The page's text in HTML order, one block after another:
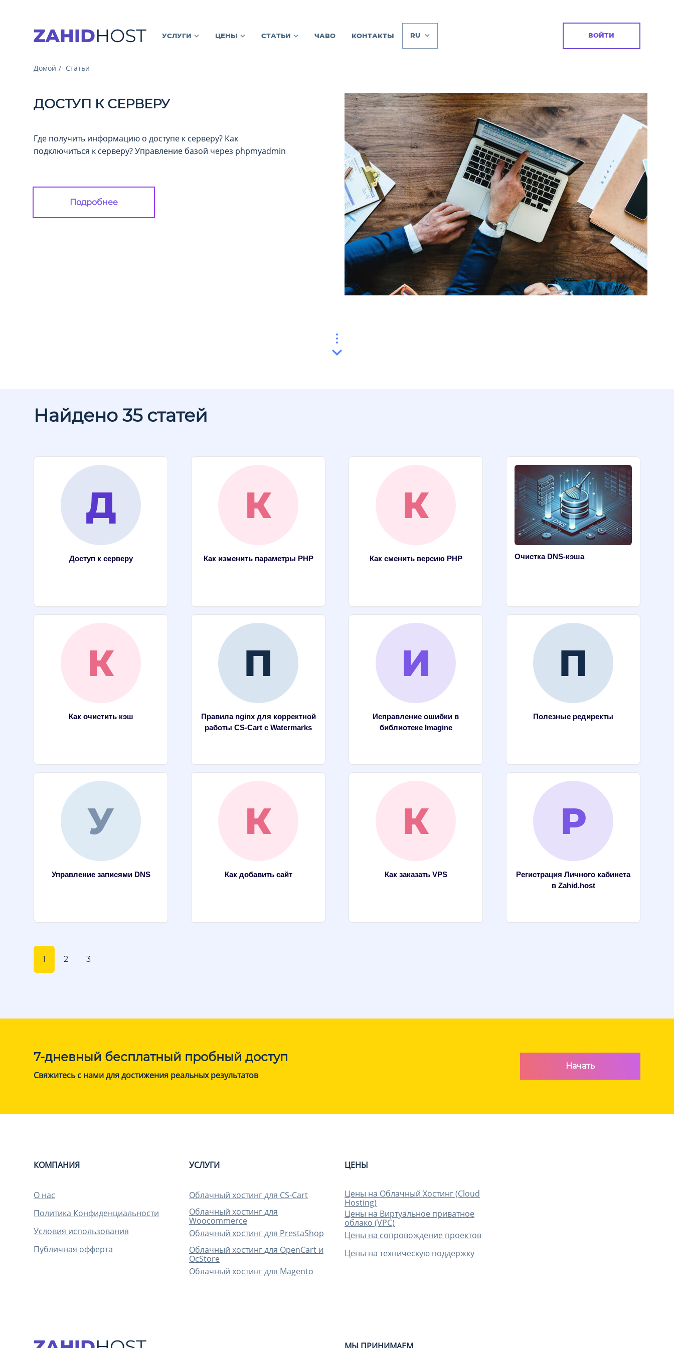
ВОЙТИ
УСЛУГИ ЦЕНЫ СТАТЬИ ЧАВО КОНТАКТЫ RU
Домой Статьи
ДОСТУП К СЕРВЕРУ
Где получить информацию о доступе к серверу? Как
подключиться к серверу? Управление базой через phpmyadmin
Подробнее
Найдено 35 статей
Доступ к серверу Как изменить параметры PHP Как сменить версию PHP Очистка DNS-кэша
Как очистить кэш
Правила nginx для корректной
работы CS-Cart с Watermarks
Исправление ошибки в
библиотеке Imagine
Полезные редиректы
Управление записями DNS Как добавить сайт Как заказать VPS
Регистрация Личного кабинета
в Zahid.host
1 2 3
7-дневный бесплатный пробный доступ
Свяжитесь с нами для достижения реальных результатов
Начать
КОМПАНИЯ
О нас
Политика Конфиденциальности
Условия использования
Публичная офферта
УСЛУГИ
Облачный хостинг для CS-Cart
Облачный хостинг для
Woocommerce
Облачный хостинг для PrestaShop
Облачный хостинг для OpenCart и
OcStore
Облачный хостинг для Magento
ЦЕНЫ
Цены на Облачный Хостинг (Cloud
Hosting)
Цены на Виртуальное приватное
облако (VPC)
Цены на сопровождение проектов
Цены на техническую поддержку